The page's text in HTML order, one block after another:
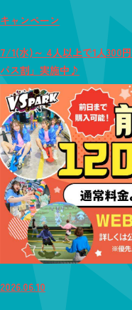
キャンペーン
7/1(水)～ 4人以上で1人300
パス割」実施中♪
2026.06.10